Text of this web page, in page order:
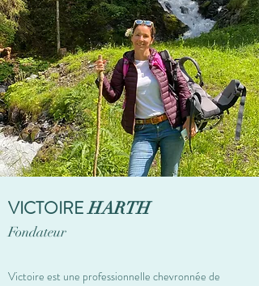
VICTOIRE HARTH
Fondateur
Victoire est une professionnelle chevronnée de